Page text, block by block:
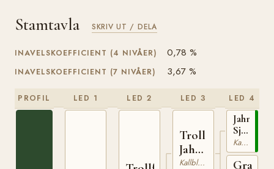
Stamtavla SKRIV UT / DELA
INAVELSKOEFFICIENT (4 NIVÅER) 0,78 %
INAVELSKOEFFICIENT (7 NIVÅER) 3,67 %
PROFIL LED 1 LED 2 LED 3
Troll
Jahn
(NO)
Kallblodig Travare
LED 4
Jahn
Sjur
(NO)
T-
254
Kallblodig Travare
Grans